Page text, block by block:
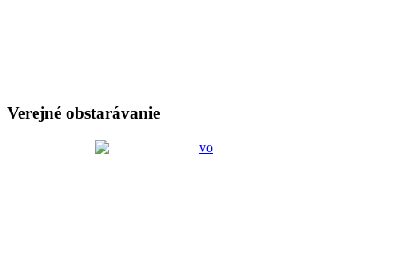
Verejné obstarávanie